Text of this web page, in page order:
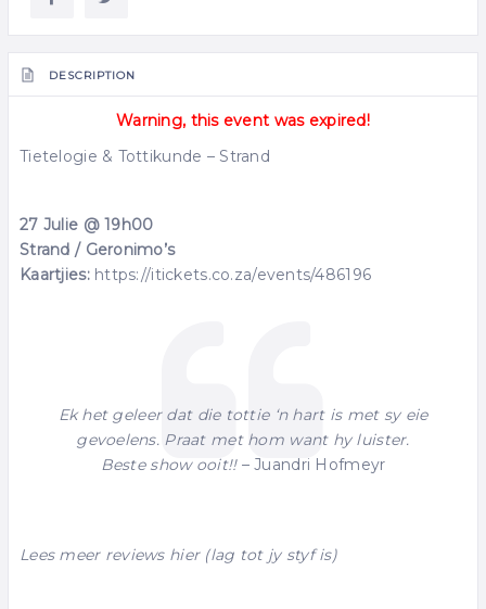
DESCRIPTION
Warning, this event was expired!
Tietelogie & Tottikunde – Strand
27 Julie @ 19h00
Strand / Geronimo’s
Kaartjies:https://itickets.co.za/events/486196
Ek het geleer dat die tottie ‘n hart is met sy eie
gevoelens. Praat met hom want hy luister.
Beste show ooit!!– Juandri Hofmeyr
Lees meer reviews hier (lag tot jy styf is)